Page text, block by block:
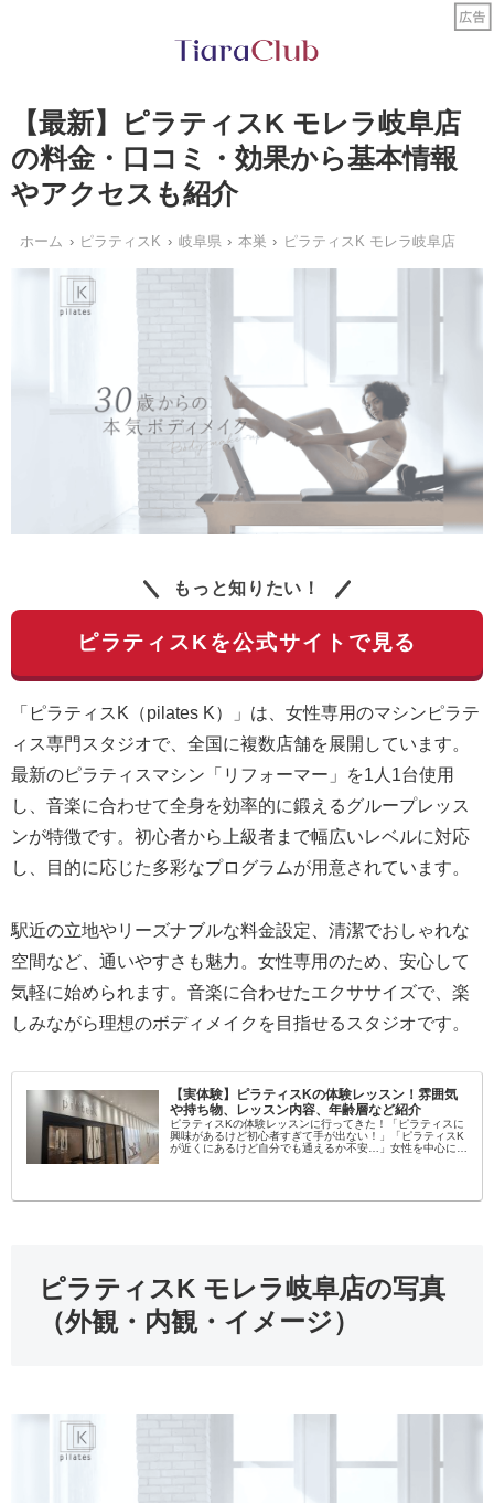
【最新】ピラティスK モレラ岐阜店
の料金・口コミ・効果から基本情報
やアクセスも紹介
ホーム ピラティスK 岐阜県 本巣 ピラティスK モレラ岐阜店
もっと知りたい！
ピラティスKを公式サイトで見る
「ピラティスK（pilates K）」は、女性専用のマシンピラテ
ィス専門スタジオで、全国に複数店舗を展開しています。
最新のピラティスマシン「リフォーマー」を1人1台使用
し、音楽に合わせて全身を効率的に鍛えるグループレッス
ンが特徴です。初心者から上級者まで幅広いレベルに対応
し、目的に応じた多彩なプログラムが用意されています。
駅近の立地やリーズナブルな料金設定、清潔でおしゃれな
空間など、通いやすさも魅力。女性専用のため、安心して
気軽に始められます。音楽に合わせたエクササイズで、楽
しみながら理想のボディメイクを目指せるスタジオです。
【実体験】ピラティスKの体験レッスン！雰囲気
や持ち物、レッスン内容、年齢層など紹介
ピラティスKの体験レッスンに行ってきた！「ピラティスに
興味があるけど初心者すぎて手が出ない！」「ピラティスK
が近くにあるけど自分でも通えるか不安…」女性を中心に大
ピラティスK モレラ岐阜店の写真
（外観・内観・イメージ）